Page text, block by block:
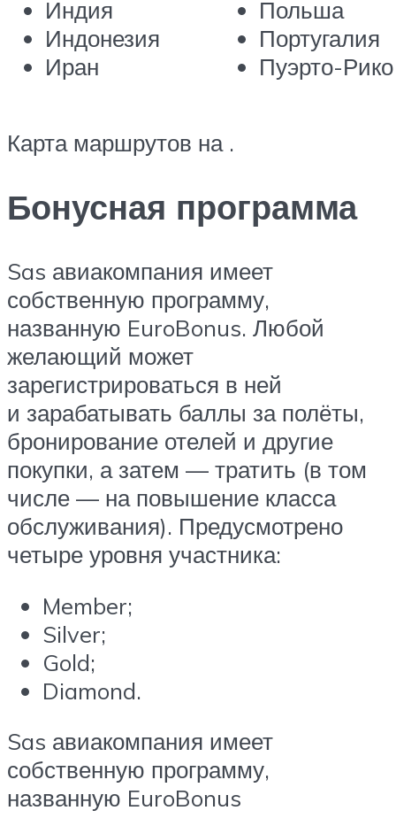
Индия
Индонезия
Иран
Польша
Португалия
Пуэрто-Рико
Карта маршрутов на .
Бонусная программа
Sas авиакомпания имеет
собственную программу,
названную EuroBonus. Любой
желающий может
зарегистрироваться в ней
и зарабатывать баллы за полёты,
бронирование отелей и другие
покупки, а затем — тратить (в том
числе — на повышение класса
обслуживания). Предусмотрено
четыре уровня участника:
Member;
Silver;
Gold;
Diamond.
Sas авиакомпания имеет
собственную программу,
названную EuroBonus